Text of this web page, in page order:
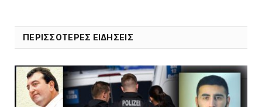
ΠΕΡΙΣΣΟΤΕΡΕΣ ΕΙΔΗΣΕΙΣ